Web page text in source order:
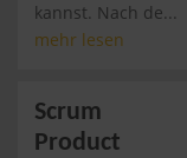
kannst. Nach de...
mehr lesen
Scrum
Product